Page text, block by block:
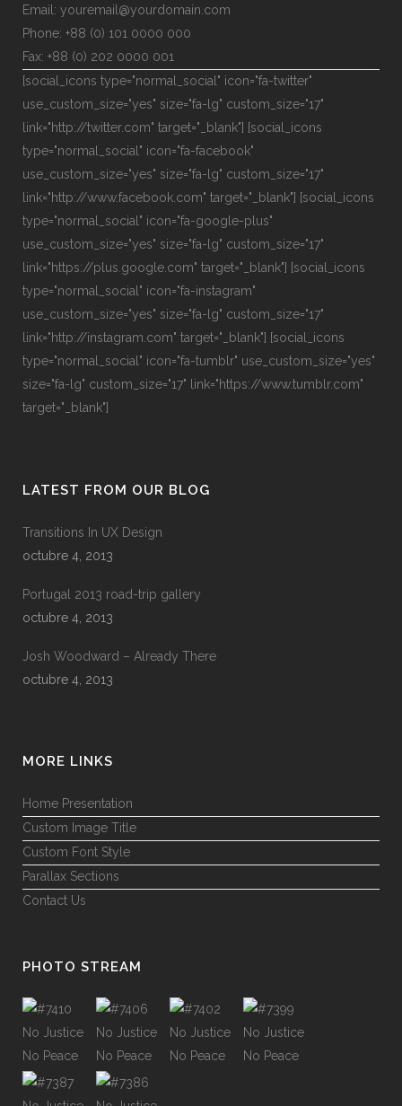
Email: youremail@yourdomain.com
Phone: +88 (0) 101 0000 000
Fax: +88 (0) 202 0000 001
[social_icons type="normal_social" icon="fa-twitter"
use_custom_size="yes" size="fa-lg" custom_size="17"
link="http://twitter.com" target="_blank"] [social_icons
type="normal_social" icon="fa-facebook"
use_custom_size="yes" size="fa-lg" custom_size="17"
link="http://www.facebook.com" target="_blank"] [social_icons
type="normal_social" icon="fa-google-plus"
use_custom_size="yes" size="fa-lg" custom_size="17"
link="https://plus.google.com" target="_blank"] [social_icons
type="normal_social" icon="fa-instagram"
use_custom_size="yes" size="fa-lg" custom_size="17"
link="http://instagram.com" target="_blank"] [social_icons
type="normal_social" icon="fa-tumblr" use_custom_size="yes"
size="fa-lg" custom_size="17" link="https://www.tumblr.com"
target="_blank"]
LATEST FROM OUR BLOG
Transitions In UX Design
octubre 4, 2013
Portugal 2013 road-trip gallery
octubre 4, 2013
Josh Woodward – Already There
octubre 4, 2013
MORE LINKS
Home Presentation
Custom Image Title
Custom Font Style
Parallax Sections
Contact Us
PHOTO STREAM